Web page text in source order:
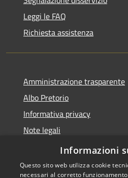
Leggi le FAQ
Richiesta assistenza
Amministrazione trasparente
Albo Pretorio
Informativa privacy
Note legali
Dichiarazione di accessibilità
Informazioni
Questo sito web utilizza cookie
necessari al corretto